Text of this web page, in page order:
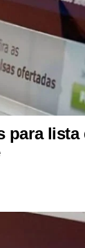
para lista